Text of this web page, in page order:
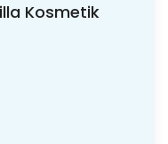
Kosmetik